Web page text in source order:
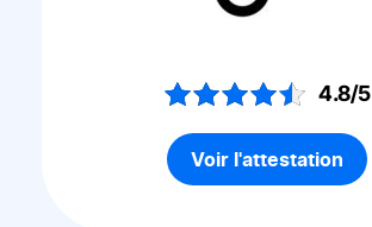
4.8/5
Voir l'attestation